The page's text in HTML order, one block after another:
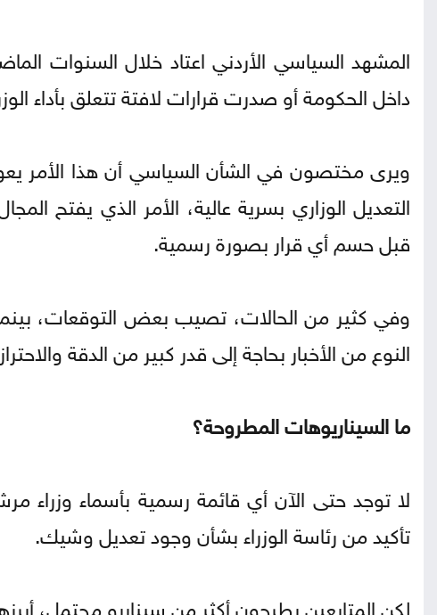
المشهد السياسي الأردني اعتاد خلال السنوات
داخل الحكومة أو صدرت قرارات لافتة تتعلق بأداء
ويرى مختصون في الشأن السياسي أن هذا الأمر
التعديل الوزاري بسرية عالية، الأمر الذي يفتح
قبل حسم أي قرار بصورة رسمية.
وفي كثير من الحالات، تصيب بعض التوقعات،
النوع من الأخبار بحاجة إلى قدر كبير من الدقة
ما السيناريوهات المطروحة؟
لا توجد حتى الآن أي قائمة رسمية بأسماء وزراء
تأكيد من رئاسة الوزراء بشأن وجود تعديل وشيك.
لكن المتابعين يطرحون أكثر من سيناريو محتمل،